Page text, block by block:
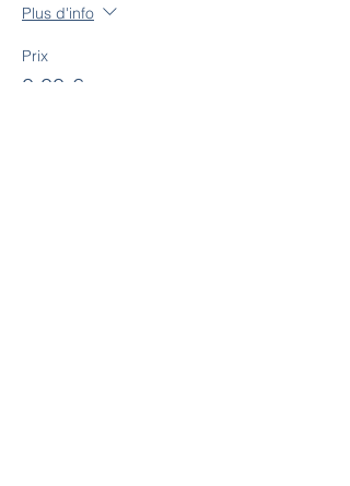
Plus d'info
Prix
0,00 €